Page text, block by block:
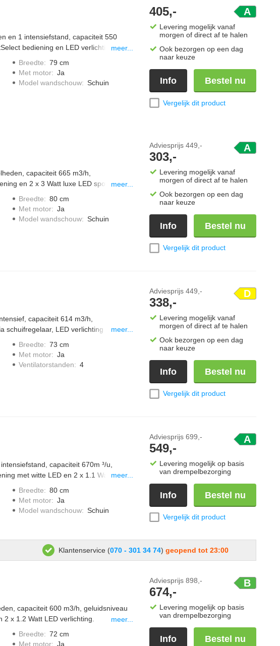
en 1 intensiefstand, capaciteit 550
bediening en LED verlichting.meer...
Breedte: 79 cm
Met motor: Ja
Model wandschouw: Schuin
A
405,-
Levering mogelijk vanaf
morgen of direct af te halen
Ook bezorgen op een dag
naar keuze
Info Bestel nu
Vergelijk dit product
capaciteit 665 m3/h,
en 2 x 3 Watt luxe LED spots.meer...
Breedte: 80 cm
Met motor: Ja
Model wandschouw: Schuin
A
Adviesprijs 449,-
303,-
Levering mogelijk vanaf
morgen of direct af te halen
Ook bezorgen op een dag
naar keuze
Info Bestel nu
Vergelijk dit product
capaciteit 614 m3/h,
schuifregelaar, LED verlichting enmeer...
Breedte: 73 cm
Met motor: Ja
Ventilatorstanden: 4
D
Adviesprijs 449,-
338,-
Levering mogelijk vanaf
morgen of direct af te halen
Ook bezorgen op een dag
naar keuze
Info Bestel nu
Vergelijk dit product
capaciteit 670m ³/u,
met witte LED en 2 x 1.1 Watt LED
meer...
Breedte: 80 cm
Met motor: Ja
Model wandschouw: Schuin
A
Adviesprijs 699,-
549,-
Levering mogelijk op basis
van drempelbezorging
Info Bestel nu
Vergelijk dit product
Klantenservice (070 - 301 34 74)geopend tot 23:00
capaciteit 600 m3/h, geluidsniveau
2 x 1.2 Watt LED verlichting.
meer...
Breedte: 72 cm
Met motor: Ja
B
Adviesprijs 898,-
674,-
Levering mogelijk op basis
van drempelbezorging
Info Bestel nu